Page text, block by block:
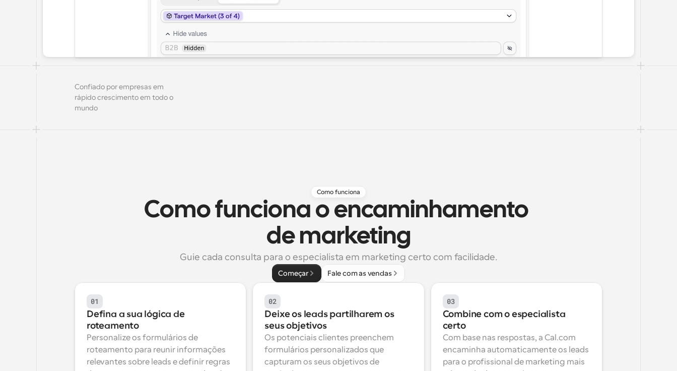
Confiado por empresas em
rápido crescimento em todo o
mundo
Como funciona
Como funciona o encaminhamento
de marketing
Guie cada consulta para o especialista em marketing certo com facilidade.
Começar Fale com as vendas
01
Defina a sua lógica de
roteamento
Personalize os formulários de
roteamento para reunir informações
relevantes sobre leads e definir regras
02
Deixe os leads partilharem os
seus objetivos
Os potenciais clientes preenchem
formulários personalizados que
capturam os seus objetivos de
03
Combine com o especialista
certo
Com base nas respostas, a Cal.com
encaminha automaticamente os leads
para o profissional de marketing mais